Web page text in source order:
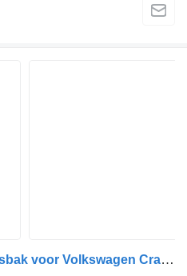
0AX300040CX versnellingsbak voor Volkswagen Crafter 2017> vrachtwagen